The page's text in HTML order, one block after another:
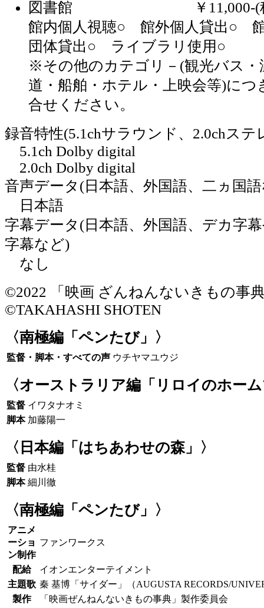
図書館 ￥11,000-(税
館内個人視聴○ 館外個人貸出○
団体貸出○ ライブラリ使用○
※その他のカテゴリ－(観光バス・
道・船舶・ホテル・上映会等)につ
合せください。
録音特性(5.1chサラウンド、2.0chステ
5.1ch Dolby digital
2.0ch Dolby digital
音声データ(日本語、外国語、二ヵ国
日本語
字幕データ(日本語、外国語、デカ字
字幕など)
なし
©2022 「映画 ざんねんないきもの事
©TAKAHASHI SHOTEN
〈南極編「ペンたび」〉
監督・脚本・すべての声 ウチヤマユウジ
〈オーストラリア編「リロイのホー
監督 イワタナオミ
脚本 加藤陽一
〈日本編「はちあわせの森」〉
監督 由水桂
脚本 細川徹
〈南極編「ペンたび」〉
アニメ
ーショ
ン制作
ファンワークス
配給
イオンエンターテイメント
主題歌 秦 基博「サイダー」（AUGUSTA RECORDS/
製作
「映画ぜんねんないきもの事典」製作委員会